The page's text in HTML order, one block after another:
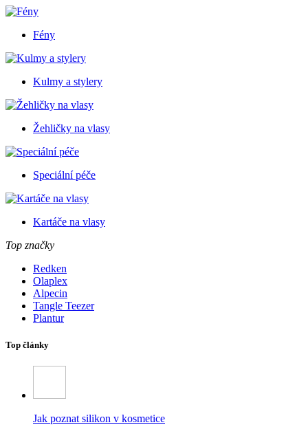
Fény
Kulmy a stylery
Žehličky na vlasy
Speciální péče
Kartáče na vlasy
Top značky
Redken
Olaplex
Alpecin
Tangle Teezer
Plantur
Top články
Jak poznat silikon v kosmetice